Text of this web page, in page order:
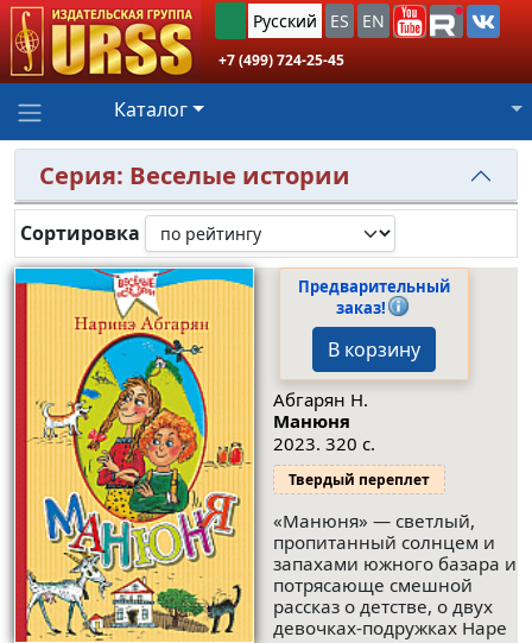
Русский ES EN
+7 (499) 724-25-45
Каталог
Серия: Веселые истории
Сортировка
Предварительный
заказ!
В корзину
Абгарян Н.
Манюня
2023. 320 с.
Твердый переплет
«Манюня» — светлый,
пропитанный солнцем и
запахами южного базара и
потрясающе смешной
рассказ о детстве, о двух
девочках-подружках Наре